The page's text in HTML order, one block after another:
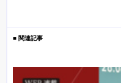
■ 関連記事